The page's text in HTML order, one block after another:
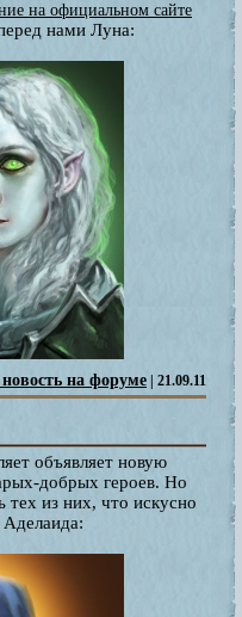
на официальном сайте
нами Луна:
на форуме | 21.09.11
объявляет новую
добрых героев. Но
тех из них, что искусно